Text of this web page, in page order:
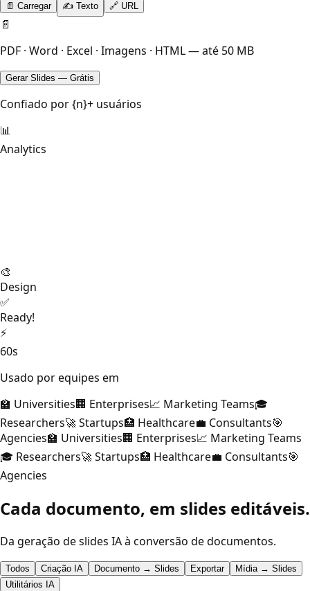
📄 Carregar ✍️ Texto 🔗 URL
📄
PDF · Word · Excel · Imagens · HTML — até 50 MB
Gerar Slides — Grátis
Confiado por {n}+ usuários
📊
Analytics
🎨
Design
✅
Ready!
⚡
60s
Usado por equipes em
🏫 Universities🏢 Enterprises📈 Marketing Teams🎓
Researchers🚀 Startups🏥 Healthcare💼 Consultants🎯
Agencies🏫 Universities🏢 Enterprises📈 Marketing Teams
🎓 Researchers🚀 Startups🏥 Healthcare💼 Consultants🎯
Agencies
Cada documento, em slides editáveis.
Da geração de slides IA à conversão de documentos.
Todos Criação IA Documento → Slides Exportar
Mídia → Slides
Utilitários IA